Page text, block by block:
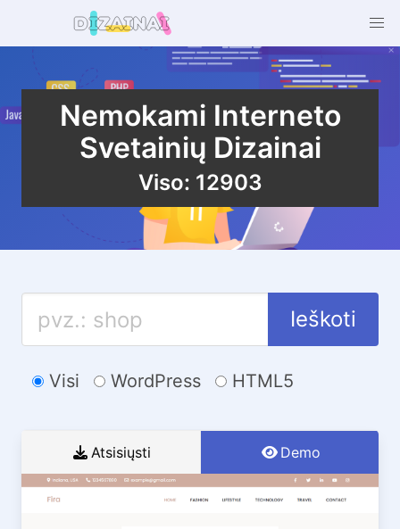
Nemokami Interneto
Svetainių Dizainai
Viso: 12903
Ieškoti
Visi WordPress HTML5
Atsisiųsti Demo